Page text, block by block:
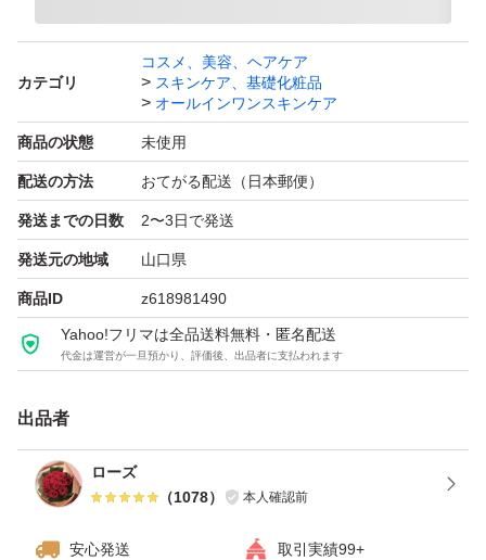
ルさせていただく場合いもございます。
※上記全てご理解いただけるかたの購入をお願いいたしま
す。
#ドクターシーラボ
#アクアコラーゲンゲルエンリッチリフトEX
#アクアコラーゲンゲルエンリッチリフトEXプラセンタ
#新品 アクアコラーゲンゲルエンリッチリフトEX プラセ
ンタ200g
#ドクターシーラボアクアコラーゲンゲルエンリッチリフ
トEXプラセンタ
#ドクターシーラボ
カテゴリ
コスメ、美容、ヘアケア
スキンケア、基礎化粧品
オールインワンスキンケア
商品の状態 未使用
配送の方法 おてがる配送（日本郵便）
発送までの日数 2〜3日で発送
発送元の地域 山口県
商品ID z618981490
Yahoo!フリマは全品送料無料・匿名配送
代金は運営が一旦預かり、評価後、出品者に支払われます
出品者
ローズ
（1078） 本人確認前
安心発送 取引実績99+